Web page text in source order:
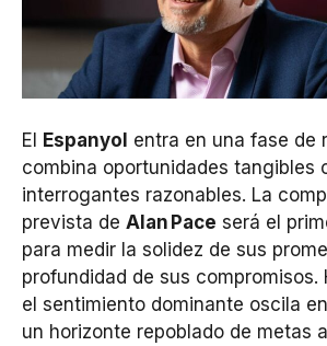
El Espanyol entra en una fase de
combina oportunidades tangibles
interrogantes razonables. La
prevista de Alan Pace será el
para medir la solidez de sus
profundidad de sus compromisos.
el sentimiento dominante oscila
un horizonte repoblado de metas